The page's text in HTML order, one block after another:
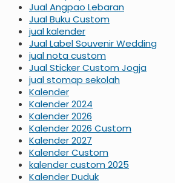
Jual Angpao Lebaran
Jual Buku Custom
jual kalender
Jual Label Souvenir Wedding
jual nota custom
Jual Sticker Custom Jogja
jual stomap sekolah
Kalender
Kalender 2024
Kalender 2026
Kalender 2026 Custom
Kalender 2027
Kalender Custom
kalender custom 2025
Kalender Duduk